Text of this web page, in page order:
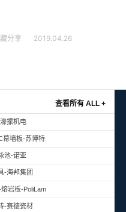
分享 2019.04.26
查看所有 ALL +
振机电
幕墙板-苏博特
池-诺亚
-海邦集团
岩板-PoliLam
-赛德瓷材